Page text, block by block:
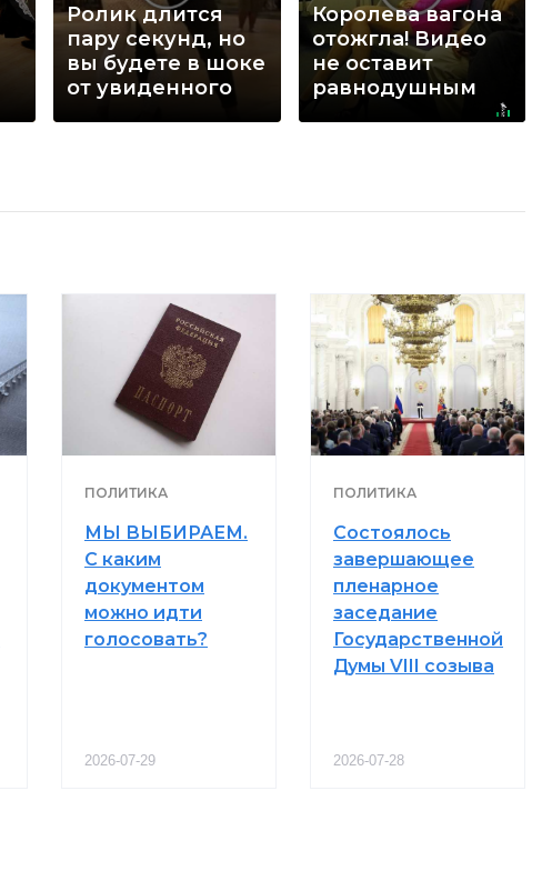
Ролик длится
пару секунд, но
вы будете в шоке
от увиденного
Королева вагона
отожгла! Видео
не оставит
равнодушным
ПОЛИТИКА
МЫ ВЫБИРАЕМ.
С каким
документом
можно идти
голосовать?
2026-07-29
ПОЛИТИКА
Состоялось
завершающее
пленарное
заседание
Государственной
Думы VIII созыва
2026-07-28